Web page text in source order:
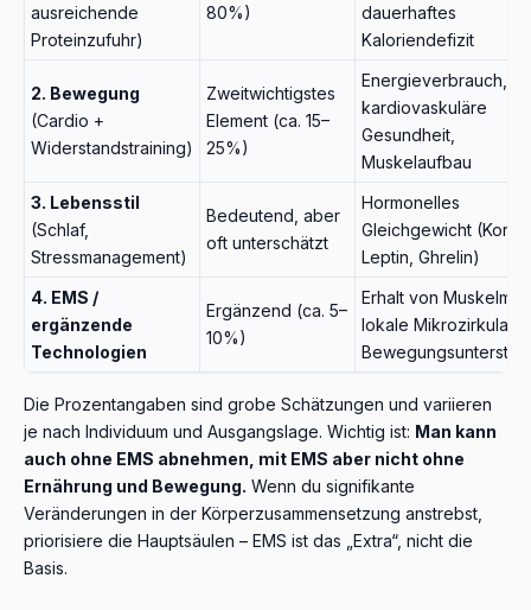
ausreichende
Proteinzufuhr)
80%)
dauerhaftes
Kaloriendefizit
2. Bewegung
(Cardio +
Widerstandstraining)
Zweitwichtigstes
Element (ca. 15–
25%)
Energieverbrauch,
kardiovaskuläre
Gesundheit,
Muskelaufbau
3. Lebensstil
(Schlaf,
Stressmanagement)
Bedeutend, aber
oft unterschätzt
Hormonelles
Gleichgewicht
Leptin, Ghrelin)
4. EMS /
ergänzende
Technologien
Ergänzend (ca. 5–
10%)
Erhalt von
lokale
Die Prozentangaben sind grobe Schätzungen und variieren
je nach Individuum und Ausgangslage. Wichtig ist: Man kann
auch ohne EMS abnehmen, mit EMS aber nicht ohne
Ernährung und Bewegung. Wenn du signifikante
Veränderungen in der Körperzusammensetzung anstrebst,
priorisiere die Hauptsäulen – EMS ist das „Extra“, nicht die
Basis.